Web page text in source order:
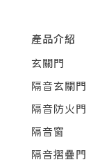
產品介紹
玄關門
隔音玄關門
隔音防火門
隔音窗
隔音摺疊門